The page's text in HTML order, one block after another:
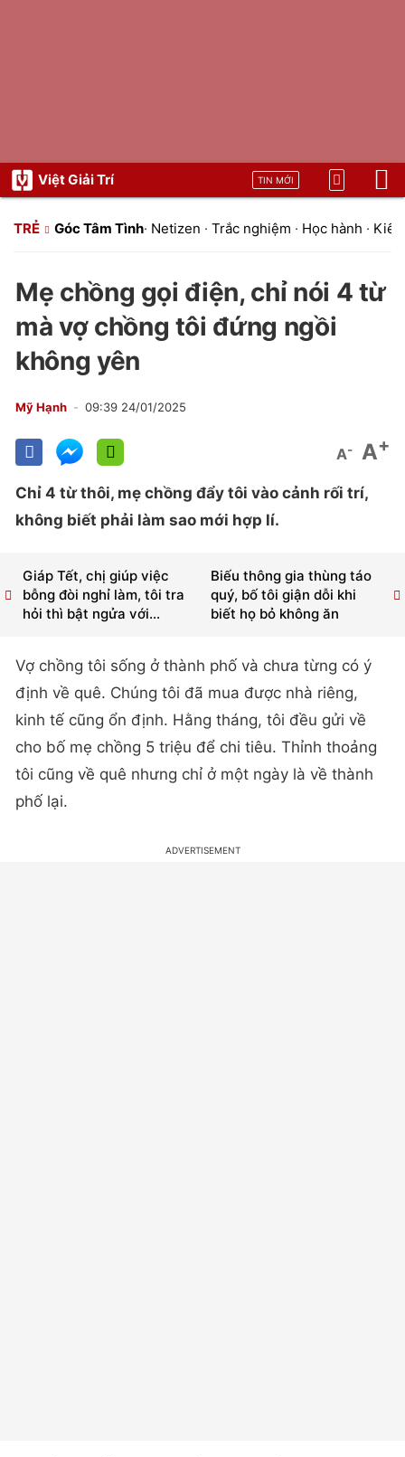
Việt Giải Trí TIN MỚI
TRẺ Góc Tâm Tình· Netizen · Trắc nghiệm · Học hành ·
Mẹ chồng gọi điện, chỉ nói 4 từ
mà vợ chồng tôi đứng ngồi
không yên
Mỹ Hạnh 09:39 24/01/2025
A- A+
Chỉ 4 từ thôi, mẹ chồng đẩy tôi vào cảnh rối trí,
không biết phải làm sao mới hợp lí.
Biếu thông gia thùng táo
quý, bố tôi giận dỗi khi
biết họ bỏ không ăn
Giáp Tết, chị giúp việc
bỗng đòi nghỉ làm, tôi tra
hỏi thì bật ngửa với...
Vợ chồng tôi sống ở thành phố và chưa từng có ý
định về quê. Chúng tôi đã mua được nhà riêng,
kinh tế cũng ổn định. Hằng tháng, tôi đều gửi về
cho bố mẹ chồng 5 triệu để chi tiêu. Thỉnh thoảng
tôi cũng về quê nhưng chỉ ở một ngày là về thành
phố lại.